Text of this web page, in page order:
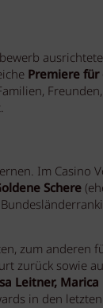
Premiere für
Freunden,
Im Casino
Schere
zum anderen
zurück sowie
Leitner, Marica
in den letzten